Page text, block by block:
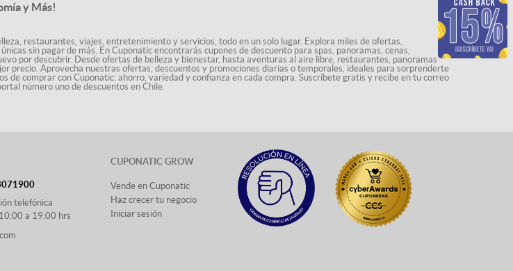
y Más!
restaurantes, viajes, entretenimiento y servicios, todo en un solo lugar. Explora miles de ofertas,
sin pagar de más. En Cuponatic encontrarás cupones de descuento para spas, panoramas, cenas,
por descubrir. Desde ofertas de belleza y bienestar, hasta aventuras al aire libre, restaurantes, panoramas
precio. Aprovecha nuestras ofertas, descuentos y promociones diarias o temporales, ideales para sorprenderte
comprar con Cuponatic: ahorro, variedad y confianza en cada compra. Suscríbete gratis y recibe en tu correo
número uno de descuentos en Chile.
telefónica
a 19:00 hrs
CUPONATIC GROW
Vende en Cuponatic
Haz crecer tu negocio
Iniciar sesión